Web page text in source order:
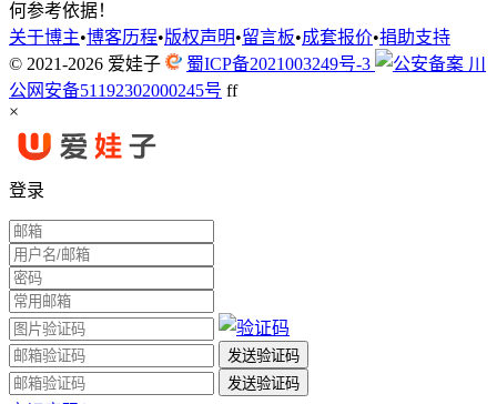
何参考依据！
关于博主•博客历程•版权声明•留言板•成套报价•捐助支持
© 2021-2026 爱娃子 蜀ICP备2021003249号-3
川
公网安备51192302000245号 ff
×
登录